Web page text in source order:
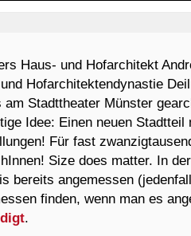
Haus- und Hofarchitekt
Hofarchitektendynastie
am Stadttheater Münster
Idee: Einen neuen Stadtteil
Für fast
Size does matter. In
bereits angemessen
finden, wenn man es
.